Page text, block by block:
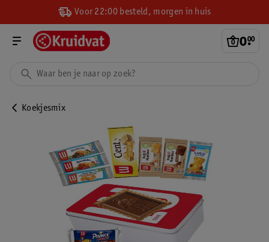
Voor 22:00 besteld, morgen in huis
0.
00
Koekjesmix